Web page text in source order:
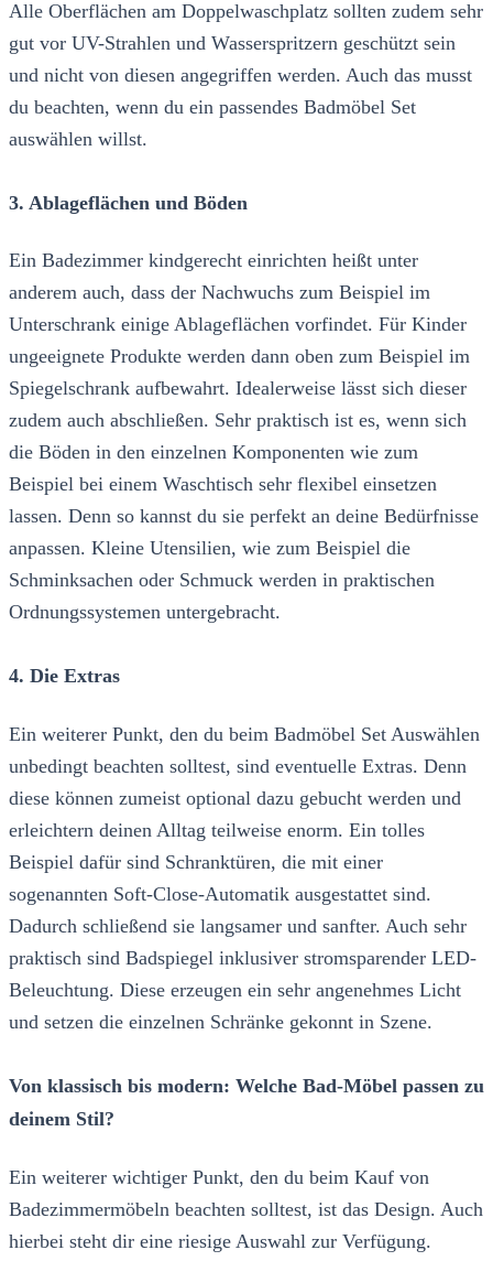
Alle Oberflächen am Doppelwaschplatz sollten zudem sehr
gut vor UV-Strahlen und Wasserspritzern geschützt sein
und nicht von diesen angegriffen werden. Auch das musst
du beachten, wenn du ein passendes Badmöbel Set
auswählen willst.
3. Ablageflächen und Böden
Ein Badezimmer kindgerecht einrichten heißt unter
anderem auch, dass der Nachwuchs zum Beispiel im
Unterschrank einige Ablageflächen vorfindet. Für Kinder
ungeeignete Produkte werden dann oben zum Beispiel im
Spiegelschrank aufbewahrt. Idealerweise lässt sich dieser
zudem auch abschließen. Sehr praktisch ist es, wenn sich
die Böden in den einzelnen Komponenten wie zum
Beispiel bei einem Waschtisch sehr flexibel einsetzen
lassen. Denn so kannst du sie perfekt an deine Bedürfnisse
anpassen. Kleine Utensilien, wie zum Beispiel die
Schminksachen oder Schmuck werden in praktischen
Ordnungssystemen untergebracht.
4. Die Extras
Ein weiterer Punkt, den du beim Badmöbel Set Auswählen
unbedingt beachten solltest, sind eventuelle Extras. Denn
diese können zumeist optional dazu gebucht werden und
erleichtern deinen Alltag teilweise enorm. Ein tolles
Beispiel dafür sind Schranktüren, die mit einer
sogenannten Soft-Close-Automatik ausgestattet sind.
Dadurch schließend sie langsamer und sanfter. Auch sehr
praktisch sind Badspiegel inklusiver stromsparender LED-
Beleuchtung. Diese erzeugen ein sehr angenehmes Licht
und setzen die einzelnen Schränke gekonnt in Szene.
Von klassisch bis modern: Welche Bad-Möbel passen zu
deinem Stil?
Ein weiterer wichtiger Punkt, den du beim Kauf von
Badezimmermöbeln beachten solltest, ist das Design. Auch
hierbei steht dir eine riesige Auswahl zur Verfügung.